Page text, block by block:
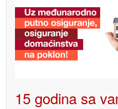
15 godina sa